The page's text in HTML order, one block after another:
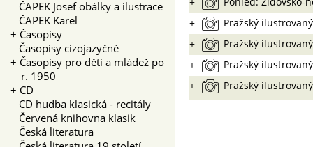
ČAPEK Josef obálky a ilustrace
ČAPEK Karel
+ Časopisy
Časopisy cizojazyčné
+ Časopisy pro děti a mládež po
r. 1950
+ CD
CD hudba klasická - recitály
Červená knihovna klasik
Česká literatura
+
Pražský
+
Pražský
+
Pražský
+
Pražský